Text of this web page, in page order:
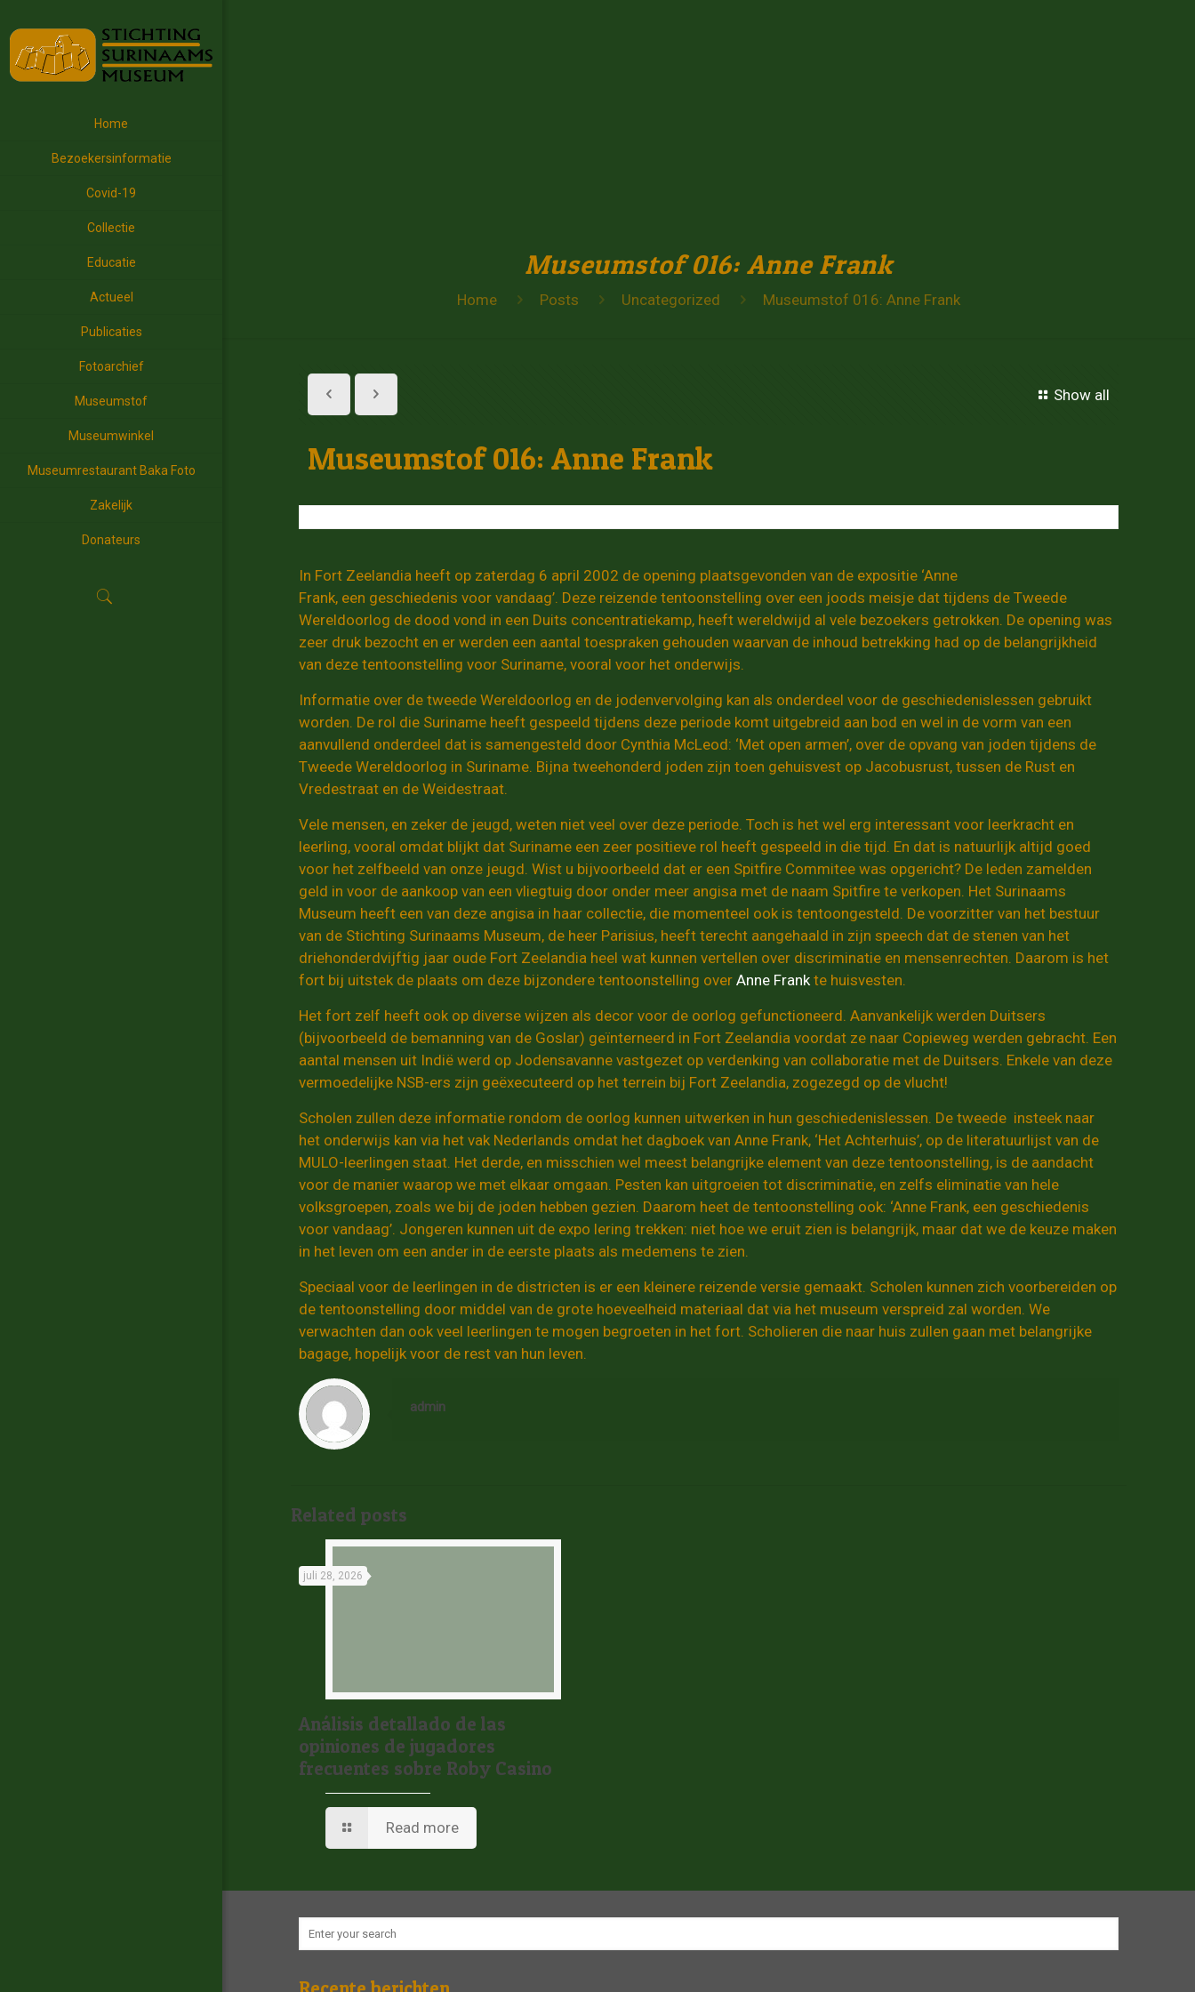
Home
Bezoekersinformatie
Covid-19
Collectie
Educatie
Actueel
Publicaties
Fotoarchief
Museumstof
Museumwinkel
Museumrestaurant Baka Foto
Zakelijk
Donateurs
Museumstof 016: Anne Frank
Home Posts Uncategorized Museumstof 016: Anne Frank
Show all
Museumstof 016: Anne Frank
In Fort Zeelandia heeft op zaterdag 6 april 2002 de opening plaatsgevonden van de expositie ‘Anne
Frank, een geschiedenis voor vandaag’. Deze reizende tentoonstelling over een joods meisje dat tijdens de Tweede
Wereldoorlog de dood vond in een Duits concentratiekamp, heeft wereldwijd al vele bezoekers getrokken. De opening was
zeer druk bezocht en er werden een aantal toespraken gehouden waarvan de inhoud betrekking had op de belangrijkheid
van deze tentoonstelling voor Suriname, vooral voor het onderwijs.
Informatie over de tweede Wereldoorlog en de jodenvervolging kan als onderdeel voor de geschiedenislessen gebruikt
worden. De rol die Suriname heeft gespeeld tijdens deze periode komt uitgebreid aan bod en wel in de vorm van een
aanvullend onderdeel dat is samengesteld door Cynthia McLeod: ‘Met open armen’, over de opvang van joden tijdens de
Tweede Wereldoorlog in Suriname. Bijna tweehonderd joden zijn toen gehuisvest op Jacobusrust, tussen de Rust en
Vredestraat en de Weidestraat.
Vele mensen, en zeker de jeugd, weten niet veel over deze periode. Toch is het wel erg interessant voor leerkracht en
leerling, vooral omdat blijkt dat Suriname een zeer positieve rol heeft gespeeld in die tijd. En dat is natuurlijk altijd goed
voor het zelfbeeld van onze jeugd. Wist u bijvoorbeeld dat er een Spitfire Commitee was opgericht? De leden zamelden
geld in voor de aankoop van een vliegtuig door onder meer angisa met de naam Spitfire te verkopen. Het Surinaams
Museum heeft een van deze angisa in haar collectie, die momenteel ook is tentoongesteld. De voorzitter van het bestuur
van de Stichting Surinaams Museum, de heer Parisius, heeft terecht aangehaald in zijn speech dat de stenen van het
driehonderdvijftig jaar oude Fort Zeelandia heel wat kunnen vertellen over discriminatie en mensenrechten. Daarom is het
fort bij uitstek de plaats om deze bijzondere tentoonstelling overAnne Frankte huisvesten.
Het fort zelf heeft ook op diverse wijzen als decor voor de oorlog gefunctioneerd. Aanvankelijk werden Duitsers
(bijvoorbeeld de bemanning van de Goslar) geïnterneerd in Fort Zeelandia voordat ze naar Copieweg werden gebracht. Een
aantal mensen uit Indië werd op Jodensavanne vastgezet op verdenking van collaboratie met de Duitsers. Enkele van deze
vermoedelijke NSB-ers zijn geëxecuteerd op het terrein bij Fort Zeelandia, zogezegd op de vlucht!
Scholen zullen deze informatie rondom de oorlog kunnen uitwerken in hun geschiedenislessen. De tweede insteek naar
het onderwijs kan via het vak Nederlands omdat het dagboek van Anne Frank, ‘Het Achterhuis’, op de literatuurlijst van de
MULO-leerlingen staat. Het derde, en misschien wel meest belangrijke element van deze tentoonstelling, is de aandacht
voor de manier waarop we met elkaar omgaan. Pesten kan uitgroeien tot discriminatie, en zelfs eliminatie van hele
volksgroepen, zoals we bij de joden hebben gezien. Daarom heet de tentoonstelling ook: ‘Anne Frank, een geschiedenis
voor vandaag’. Jongeren kunnen uit de expo lering trekken: niet hoe we eruit zien is belangrijk, maar dat we de keuze maken
in het leven om een ander in de eerste plaats als medemens te zien.
Speciaal voor de leerlingen in de districten is er een kleinere reizende versie gemaakt. Scholen kunnen zich voorbereiden op
de tentoonstelling door middel van de grote hoeveelheid materiaal dat via het museum verspreid zal worden. We
verwachten dan ook veel leerlingen te mogen begroeten in het fort. Scholieren die naar huis zullen gaan met belangrijke
bagage, hopelijk voor de rest van hun leven.
admin
Related posts
juli 28, 2026
Análisis detallado de las
opiniones de jugadores
frecuentes sobre Roby Casino
Read more